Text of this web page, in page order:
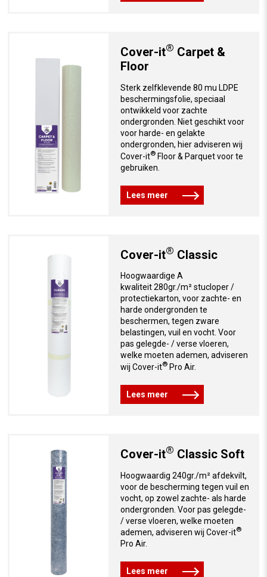
Cover-it® Carpet &
Floor
Sterk zelfklevende 80 mu LDPE
beschermingsfolie, speciaal
ontwikkeld voor zachte
ondergronden. Niet geschikt voor
voor harde- en gelakte
ondergronden, hier adviseren wij
Cover-it®Floor & Parquet voor te
gebruiken.
Lees meer
Cover-it® Classic
Hoogwaardige A
kwaliteit 280gr./m² stucloper /
protectiekarton, voor zachte- en
harde ondergronden te
beschermen, tegen zware
belastingen, vuil en vocht. Voor
pas gelegde- / verse vloeren,
welke moeten ademen, adviseren
wij Cover-it®Pro Air.
Lees meer
Cover-it® Classic Soft
Hoogwaardig 240gr./m² afdekvilt,
voor de bescherming tegen vuil en
vocht, op zowel zachte- als harde
ondergronden. Voor pas gelegde-
/ verse vloeren, welke moeten
ademen, adviseren wij Cover-it®
Pro Air.
Lees meer